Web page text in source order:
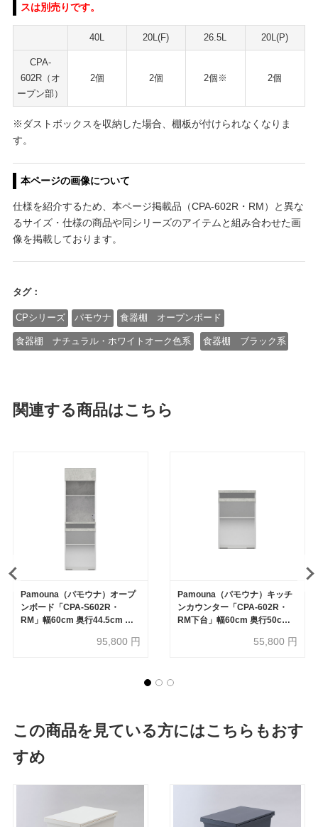
スは別売りです。
40L 20L(F) 26.5L 20L(P)
CPA-
602R（オ
ープン部）
2個 2個 2個※ 2個
※ダストボックスを収納した場合、棚板が付けられなくなりま
す。
本ページの画像について
仕様を紹介するため、本ページ掲載品（CPA-602R・RM）と異な
るサイズ・仕様の商品や同シリーズのアイテムと組み合わせた画
像を掲載しております。
タグ：
CPシリーズ パモウナ 食器棚 オープンボード
食器棚 ナチュラル・ホワイトオーク色系 食器棚 ブラック系
関連する商品はこちら
Pamouna（パモウナ）オープ
ンボード「CPA-S602R・
RM」幅60cm 奥行44.5cm 高
95,800 円
Pamouna（パモウナ）キッチ
ンカウンター「CPA-602R・
RM下台」幅60cm 奥行50cm
55,800 円
この商品を見ている方にはこちらもおす
すめ